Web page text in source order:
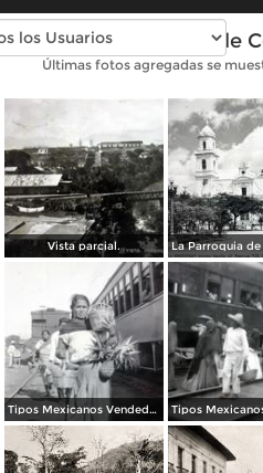
Fotos antiguas de
Últimas fotos agregadas se
Vista parcial.
Tipos Mexicanos Vendedora de fruta en la estacion ferroviaria de Cordoba Veracruz.